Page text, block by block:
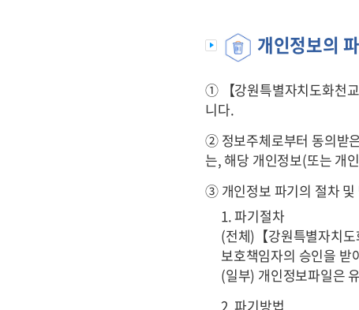
개인정보의
① 【강원특별자치도화천
니다.
② 정보주체로부터 동의받
는, 해당 개인정보(또는 개
③ 개인정보 파기의 절차 및
1. 파기절차
(전체)【강원특별자치도
보호책임자의 승인을 받
(일부) 개인정보파일은
2. 파기방법